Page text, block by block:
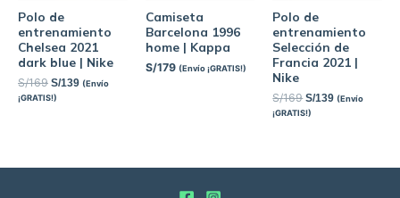
Polo de
entrenamiento
Chelsea 2021
dark blue | Nike
S/169 S/139 (Envío
¡GRATIS!)
Camiseta
Barcelona 1996
home | Kappa
S/179 (Envío ¡GRATIS!)
Polo de
entrenamiento
Selección de
Francia 2021 |
Nike
S/169 S/139 (Envío
¡GRATIS!)